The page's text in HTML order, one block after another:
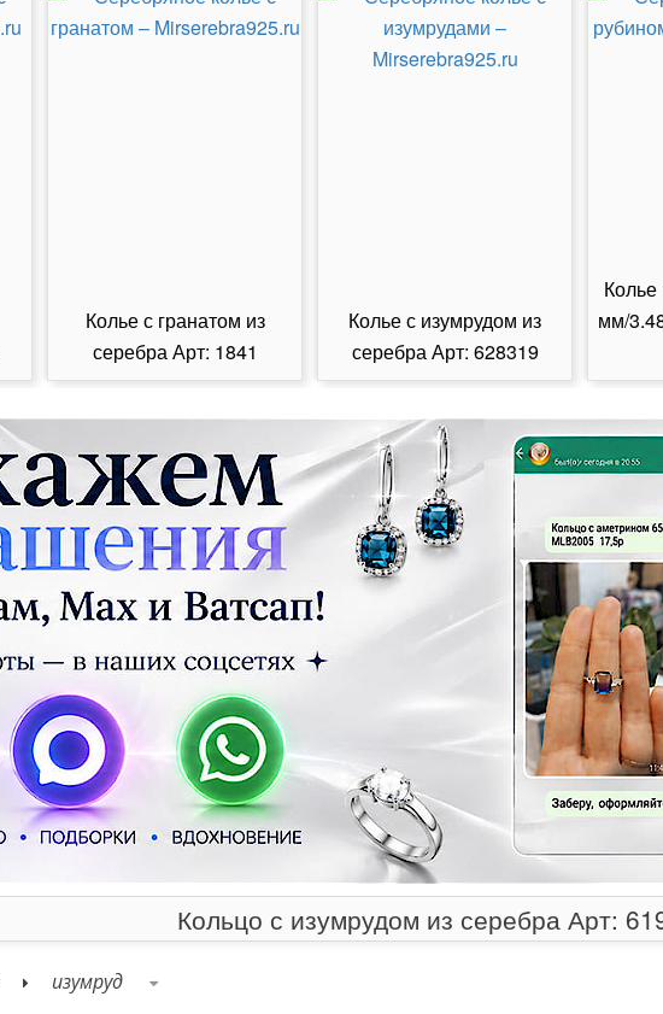
Колье с гранатом из
серебра Арт: 1841
Колье с изумрудом из
серебра Арт: 628319
мм/
Кольцо с изумрудом из серебра Арт:
изумруд